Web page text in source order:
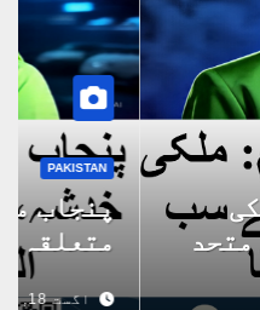
ملکی
سب کو متحد